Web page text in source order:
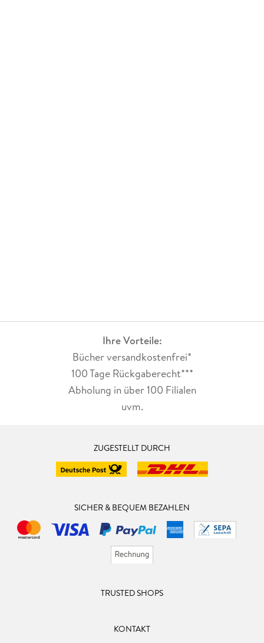
Ihre Vorteile:
Bücher versandkostenfrei*
100 Tage Rückgaberecht***
Abholung in über 100 Filialen
uvm.
ZUGESTELLT DURCH
SICHER & BEQUEM BEZAHLEN
TRUSTED SHOPS
KONTAKT